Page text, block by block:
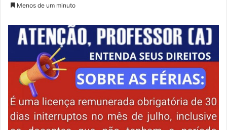
Menos de um minuto